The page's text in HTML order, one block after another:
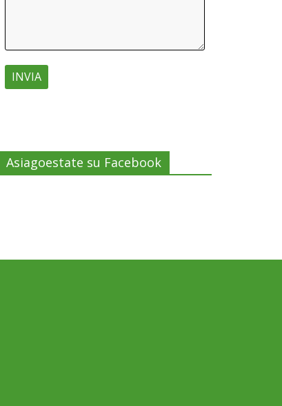
Asiagoestate su Facebook